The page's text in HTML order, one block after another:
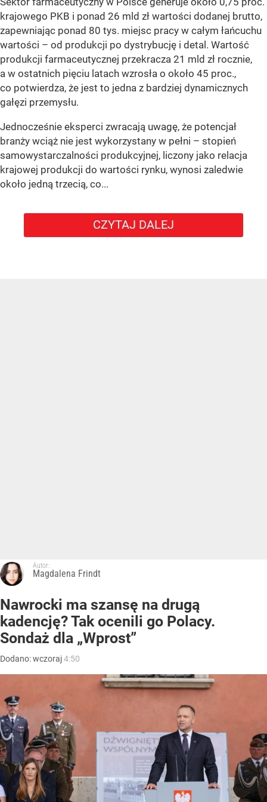
krajowego PKB i ponad 26 mld zł wartości dodanej brutto,
zapewniając ponad 80 tys. miejsc pracy w całym łańcuchu
wartości – od produkcji po dystrybucję i detal. Wartość
produkcji farmaceutycznej przekracza 21 mld zł rocznie,
a w ostatnich pięciu latach wzrosła o około 45 proc.,
co potwierdza, że jest to jedna z bardziej dynamicznych
gałęzi przemysłu.
Jednocześnie eksperci zwracają uwagę, że potencjał
branży wciąż nie jest wykorzystany w pełni – stopień
samowystarczalności produkcyjnej, liczony jako relacja
krajowej produkcji do wartości rynku, wynosi zaledwie
około jedną trzecią, co...
CZYTAJ DALEJ
Autor:
Magdalena Frindt
Nawrocki ma szansę na drugą
kadencję? Tak ocenili go Polacy.
Sondaż dla „Wprost”
Dodano:wczoraj4:50